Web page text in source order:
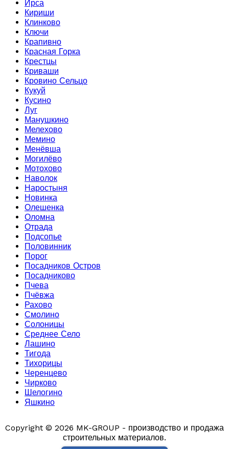
Ирса
Кириши
Клинково
Ключи
Крапивно
Красная Горка
Крестцы
Криваши
Кровино Сельцо
Кукуй
Кусино
Луг
Манушкино
Мелехово
Мемино
Менёвша
Могилёво
Мотохово
Наволок
Наростыня
Новинка
Олешенка
Оломна
Отрада
Подсопье
Половинник
Порог
Посадников Остров
Посадниково
Пчева
Пчёвжа
Рахово
Смолино
Солоницы
Среднее Село
Лашино
Тигода
Тихорицы
Черенцево
Чирково
Шелогино
Яшкино
Copyright © 2026 MK-GROUP - производство и продажа
строительных материалов.